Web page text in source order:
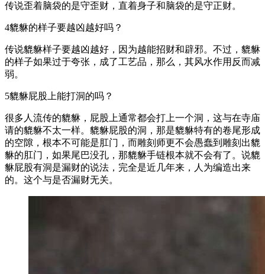
传说歪着脑袋的是守歪财，直着身子和脑袋的是守正财。
4貔貅的样子要越凶越好吗？
传说貔貅样子要越凶越好，因为越能招财和辟邪。不过，貔貅
的样子如果过于夸张，成了工艺品，那么，其风水作用反而减
弱。
5貔貅屁股上能打洞的吗？
很多人流传的貔貅，屁股上通常都会打上一个洞，这与在寺庙
请的貔貅不太一样。貔貅屁股的洞，那是貔貅特有的卷尾形成
的空隙，根本不可能是肛门，而雕刻师更不会愚蠢到雕刻出貔
貅的肛门，如果尾巴没孔，那貔貅手链根本就不会有了。说貔
貅屁股有洞是漏财的说法，完全是近几年来，人为编造出来
的。这个与是否漏财无关。